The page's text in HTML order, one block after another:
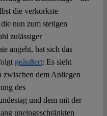
die verkorkste
nun zum stetigen
zulässiger
angeht, hat sich das
geäußert: Es sieht
zwischen dem Anliegen
des
und dem mit der
uneingeschränkten